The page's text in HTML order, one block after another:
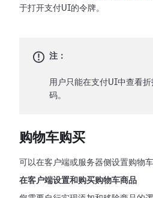
于打开支付UI的令牌。
注：
用户只能在支付UI中查看
码。
购物车购买
可以在客户端或服务器侧设置购物
在客户端设置和购买购物车商品